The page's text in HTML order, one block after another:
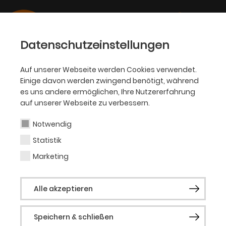
Datenschutzeinstellungen
Auf unserer Webseite werden Cookies verwendet.
Einige davon werden zwingend benötigt, während
es uns andere ermöglichen, Ihre Nutzererfahrung
auf unserer Webseite zu verbessern.
Notwendig
Statistik
Marketing
Alle akzeptieren
Speichern & schließen
OPER
Matthias Störmer
Bariton (Gast)
Der in Österreich geborene Bariton
Matthias Störmer studierte Sologesang an
der Universität für Musik und darstellende
Kunst Wien und wird aktuell von Ks. Brigitte